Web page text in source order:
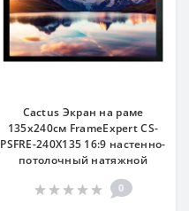
Cactus Экран на раме
135x240см FrameExpert CS-
PSFRE-240X135 16:9 настенно-
потолочный натяжной
0